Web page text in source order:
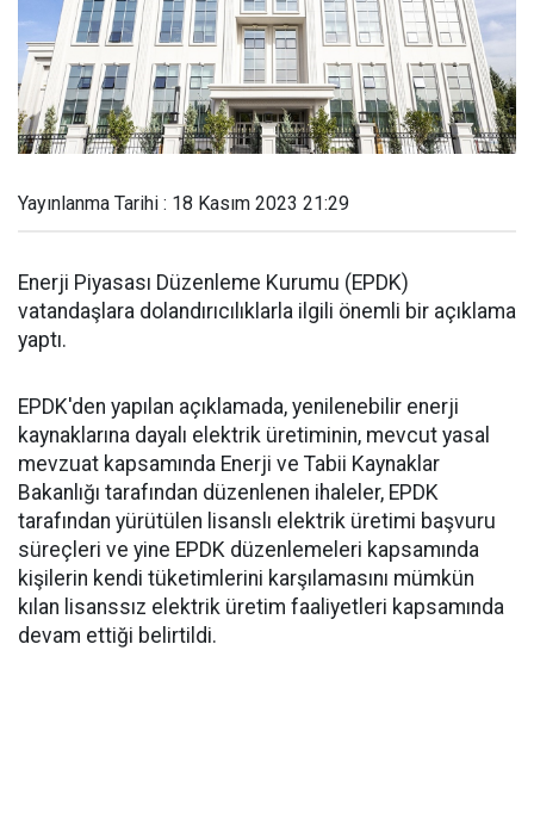
Yayınlanma Tarihi : 18 Kasım 2023 21:29
Enerji Piyasası Düzenleme Kurumu (EPDK)
vatandaşlara dolandırıcılıklarla ilgili önemli bir açıklama
yaptı.
EPDK'den yapılan açıklamada, yenilenebilir enerji
kaynaklarına dayalı elektrik üretiminin, mevcut yasal
mevzuat kapsamında Enerji ve Tabii Kaynaklar
Bakanlığı tarafından düzenlenen ihaleler, EPDK
tarafından yürütülen lisanslı elektrik üretimi başvuru
süreçleri ve yine EPDK düzenlemeleri kapsamında
kişilerin kendi tüketimlerini karşılamasını mümkün
kılan lisanssız elektrik üretim faaliyetleri kapsamında
devam ettiği belirtildi.